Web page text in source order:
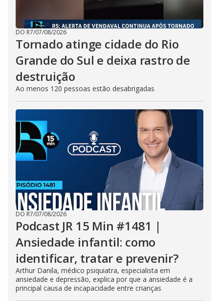
DO R7/07/08/2026
Tornado atinge cidade do Rio
Grande do Sul e deixa rastro de
destruição
Ao menos 120 pessoas estão desabrigadas
DO R7/07/08/2026
Podcast JR 15 Min #1481 |
Ansiedade infantil: como
identificar, tratar e prevenir?
Arthur Danila, médico psiquiatra, especialista em
ansiedade e depressão, explica por que a ansiedade é a
principal causa de incapacidade entre crianças